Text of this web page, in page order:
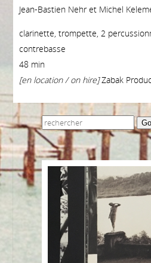
Jean-Bastien Nehr et Michel
clarinette, trompette, 2
contrebasse
48 min
[en location / on hire]Zabak
Go